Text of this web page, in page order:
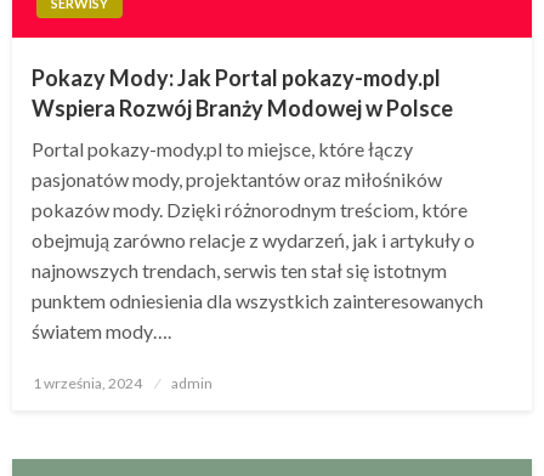
SERWISY
Pokazy Mody: Jak Portal pokazy-mody.pl
Wspiera Rozwój Branży Modowej w Polsce
Portal pokazy-mody.pl to miejsce, które łączy
pasjonatów mody, projektantów oraz miłośników
pokazów mody. Dzięki różnorodnym treściom, które
obejmują zarówno relacje z wydarzeń, jak i artykuły o
najnowszych trendach, serwis ten stał się istotnym
punktem odniesienia dla wszystkich zainteresowanych
światem mody….
Opublikowane
1 września, 2024 admin